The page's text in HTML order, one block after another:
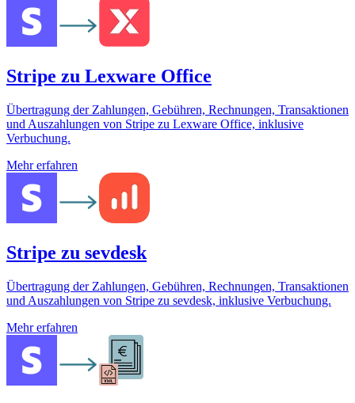
Stripe zu Lexware Office
Übertragung der Zahlungen, Gebühren, Rechnungen, Transaktionen
und Auszahlungen von Stripe zu Lexware Office, inklusive
Verbuchung.
Mehr erfahren
Stripe zu sevdesk
Übertragung der Zahlungen, Gebühren, Rechnungen, Transaktionen
und Auszahlungen von Stripe zu sevdesk, inklusive Verbuchung.
Mehr erfahren